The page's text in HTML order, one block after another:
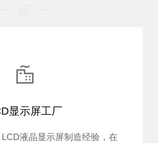
显示屏工厂
液晶显示屏制造经验，在